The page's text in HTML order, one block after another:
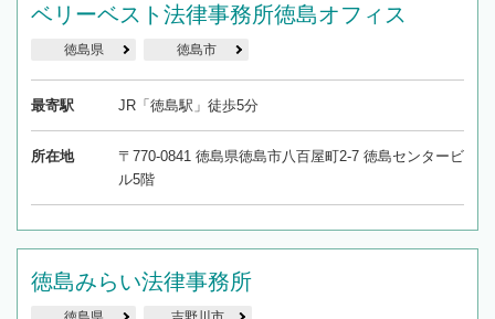
ベリーベスト法律事務所徳島オフィス
徳島県 徳島市
最寄駅 JR「徳島駅」徒歩5分
所在地
〒770-0841 徳島県徳島市八百屋町2-7 徳島センタービ
ル5階
徳島みらい法律事務所